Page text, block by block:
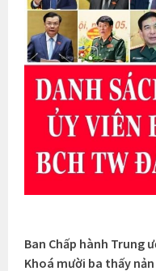
Ban Chấp hành Trung
Khoá mười ba thấy nản